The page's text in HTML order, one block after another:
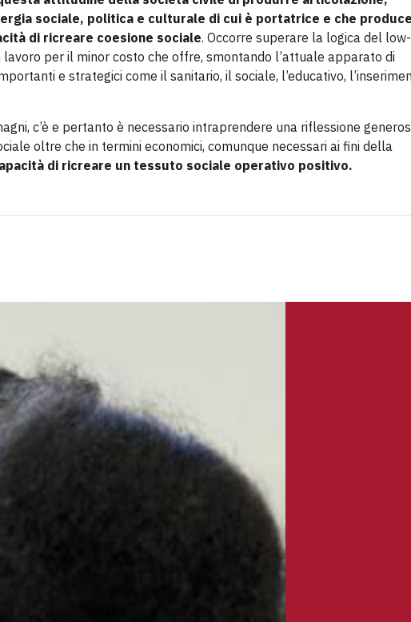
sociale, politica e culturale di cui è portatrice e che produce
di ricreare coesione sociale. Occorre superare la logica del
per il minor costo che offre, smontando l’attuale apparato di
e strategici come il sanitario, il sociale, l’educativo,
c’è e pertanto è necessario intraprendere una riflessione
oltre che in termini economici, comunque necessari ai fini della
apacità di ricreare un tessuto sociale operativo positivo.